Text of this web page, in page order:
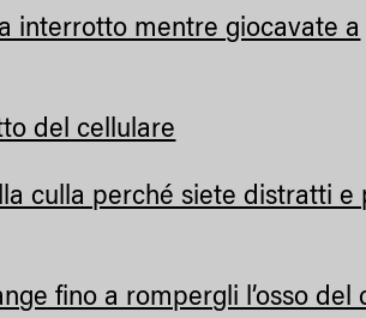
interrotto mentre giocavate a
del cellulare
culla perché siete distratti e
fino a rompergli l’osso del